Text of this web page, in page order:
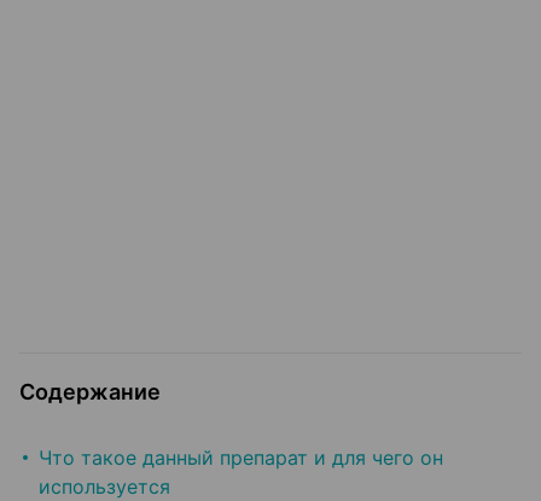
Содержание
Что такое данный препарат и для чего он
используется